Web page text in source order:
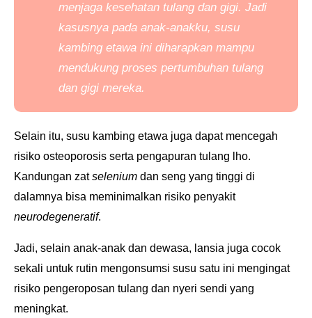
menjaga kesehatan tulang dan gigi. Jadi
kasusnya pada anak-anakku, susu
kambing etawa ini diharapkan mampu
mendukung proses pertumbuhan tulang
dan gigi mereka.
Selain itu, susu kambing etawa juga dapat mencegah
risiko osteoporosis serta pengapuran tulang lho.
Kandungan zatselenium dan seng yang tinggi di
dalamnya bisa meminimalkan risiko penyakit
neurodegeneratif.
Jadi, selain anak-anak dan dewasa, lansia juga cocok
sekali untuk rutin mengonsumsi susu satu ini mengingat
risiko pengeroposan tulang dan nyeri sendi yang
meningkat.